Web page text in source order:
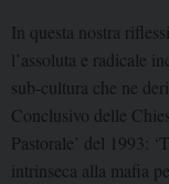
In questa nostra
l’assoluta e radicale
sub-cultura che ne
Conclusivo delle
Pastorale’ del 1993:
intrinseca alla mafia